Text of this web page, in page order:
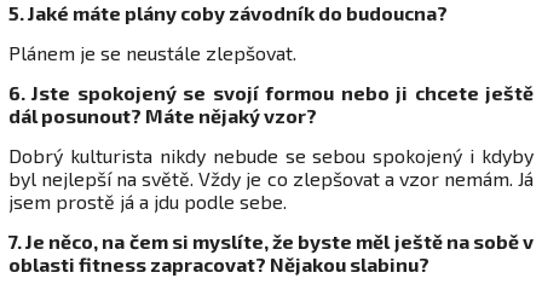
5. Jaké máte plány coby závodník do budoucna?
Plánem je se neustále zlepšovat.
6. Jste spokojený se svojí formou nebo ji chcete ještě
dál posunout? Máte nějaký vzor?
Dobrý kulturista nikdy nebude se sebou spokojený i kdyby
byl nejlepší na světě. Vždy je co zlepšovat a vzor nemám. Já
jsem prostě já a jdu podle sebe.
7. Je něco, na čem si myslíte, že byste měl ještě na sobě v
oblasti fitness zapracovat? Nějakou slabinu?